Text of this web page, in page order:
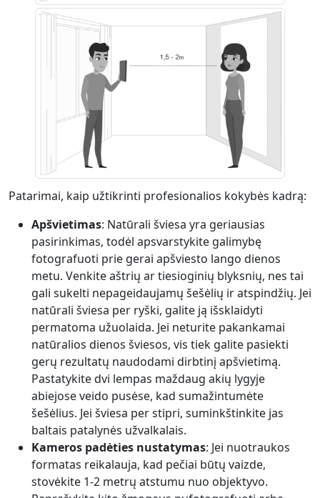
Patarimai, kaip užtikrinti profesionalios kokybės kadrą:
Apšvietimas: Natūrali šviesa yra geriausias
pasirinkimas, todėl apsvarstykite galimybę
fotografuoti prie gerai apšviesto lango dienos
metu. Venkite aštrių ar tiesioginių blyksnių, nes tai
gali sukelti nepageidaujamų šešėlių ir atspindžių. Jei
natūrali šviesa per ryški, galite ją išsklaidyti
permatoma užuolaida. Jei neturite pakankamai
natūralios dienos šviesos, vis tiek galite pasiekti
gerų rezultatų naudodami dirbtinį apšvietimą.
Pastatykite dvi lempas maždaug akių lygyje
abiejose veido pusėse, kad sumažintumėte
šešėlius. Jei šviesa per stipri, suminkštinkite jas
baltais patalynės užvalkalais.
Kameros padėties nustatymas: Jei nuotraukos
formatas reikalauja, kad pečiai būtų vaizde,
stovėkite 1-2 metrų atstumu nuo objektyvo.